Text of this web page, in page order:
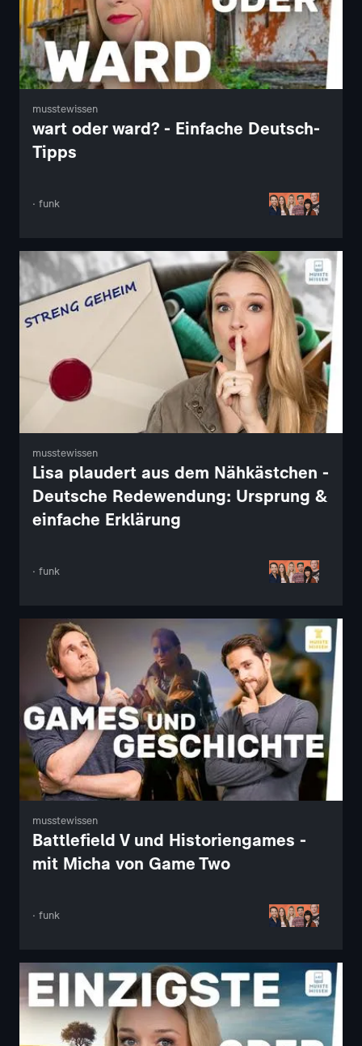
musstewissen
wart oder ward? - Einfache Deutsch-
Tipps
· funk
musstewissen
Lisa plaudert aus dem Nähkästchen -
Deutsche Redewendung: Ursprung &
einfache Erklärung
· funk
musstewissen
Battlefield V und Historiengames -
mit Micha von Game Two
· funk